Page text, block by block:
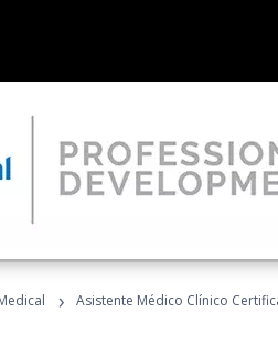
› Asistente Médico Clínico